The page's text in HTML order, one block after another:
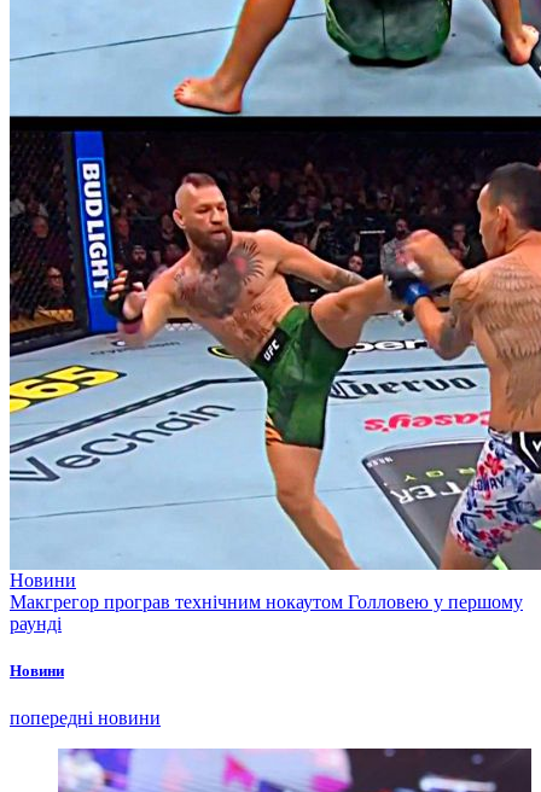
Новини
Макгрегор програв технічним нокаутом Голловею у першому
раунді
Новини
попередні новини